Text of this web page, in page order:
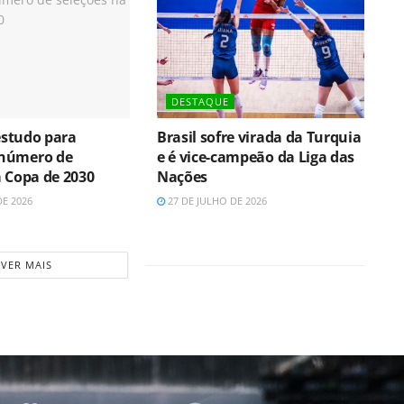
para
de
de 2030
2026
DESTAQUE
Brasil sofre virada da Turquia
e é vice-campeão da Liga das
Nações
27 DE JULHO DE 2026
VER MAIS